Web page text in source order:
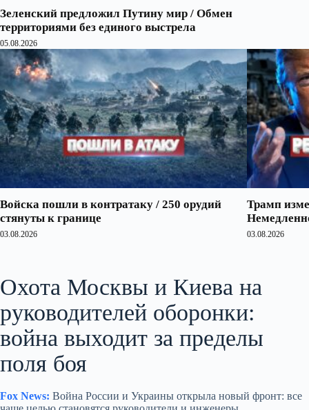
Зеленский предложил Путину мир / Обмен
территориями без единого выстрела
05.08.2026
Войска пошли в контратаку / 250 орудий
стянуты к границе
03.08.2026
Трамп
03.08.2026
Охота Москвы и Киева на
руководителей оборонки:
война выходит за пределы
поля боя
Fox News: Война России и Украины открыла новый фронт: все